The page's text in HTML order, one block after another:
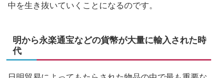
中を生き抜いていくことになるのです。
明から永楽通宝などの貨幣が大量に輸入された時
代